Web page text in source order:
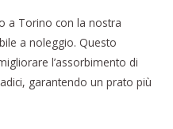
a Torino con la nostra
a noleggio. Questo
l’assorbimento di
garantendo un prato più